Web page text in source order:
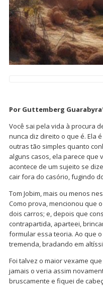
Por Guttemberg
Você sai pela vida à procura
nunca diz direito o que é. Ela
outras tão simples quanto
alguns casos, ela parece que
acontece de um sujeito se
cair fora do casório, fugindo
Tom Jobim, mais ou menos
Como prova, mencionou que
dois carros; e, depois que
contrapartida, aparteei,
formular essa teoria. Ao que
tremenda, bradando em
Foi talvez o maior vexame
jamais o veria assim
bruscamente e fiquei de